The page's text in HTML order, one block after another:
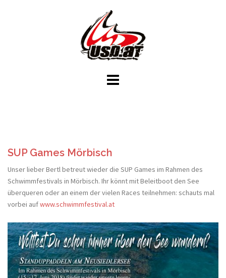
SUP Games Mörbisch
Unser lieber Bertl betreut wieder die SUP Games im Rahmen des
Schwimmfestivals in Mörbisch. Ihr könnt mit Beleitboot den See
überqueren oder an einem der vielen Races teilnehmen: schauts mal
vorbei aufwww.schwimmfestival.at